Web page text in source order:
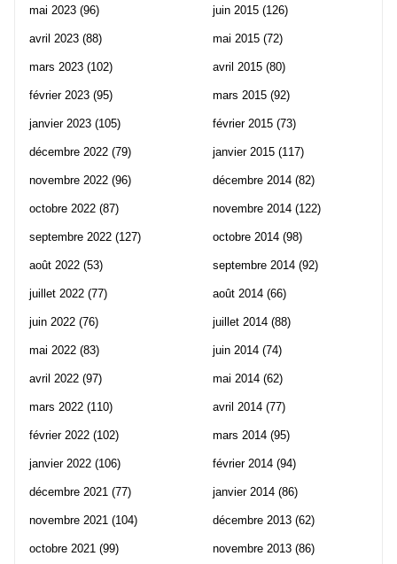
mai 2023 (96)
avril 2023 (88)
mars 2023 (102)
février 2023 (95)
janvier 2023 (105)
décembre 2022 (79)
novembre 2022 (96)
octobre 2022 (87)
septembre 2022 (127)
août 2022 (53)
juillet 2022 (77)
juin 2022 (76)
mai 2022 (83)
avril 2022 (97)
mars 2022 (110)
février 2022 (102)
janvier 2022 (106)
décembre 2021 (77)
novembre 2021 (104)
octobre 2021 (99)
juin 2015 (126)
mai 2015 (72)
avril 2015 (80)
mars 2015 (92)
février 2015 (73)
janvier 2015 (117)
décembre 2014 (82)
novembre 2014 (122)
octobre 2014 (98)
septembre 2014 (92)
août 2014 (66)
juillet 2014 (88)
juin 2014 (74)
mai 2014 (62)
avril 2014 (77)
mars 2014 (95)
février 2014 (94)
janvier 2014 (86)
décembre 2013 (62)
novembre 2013 (86)